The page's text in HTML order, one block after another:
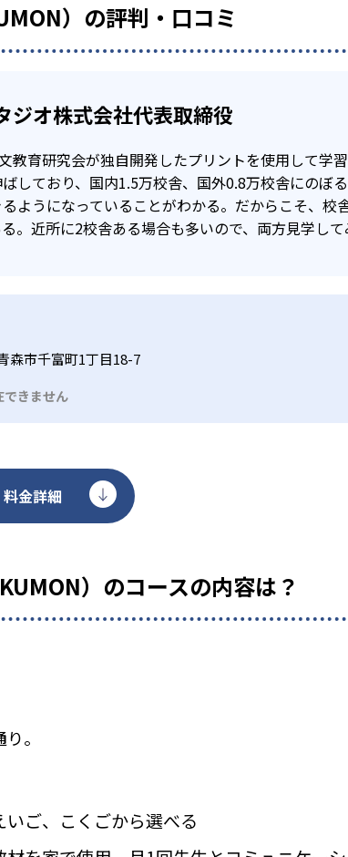
）の評判・口コミ
ジオ株式会社代表取締役
教育研究会が独自開発したプリントを使用して学
しており、国内1.5万校舎、国外0.8万校舎にのぼ
ようになっていることがわかる。だからこそ、校
。近所に2校舎ある場合も多いので、両方見学して
森市千富町1丁目18-7
できません
料金詳細
）のコースの内容は？
。
ご、こくごから選べる